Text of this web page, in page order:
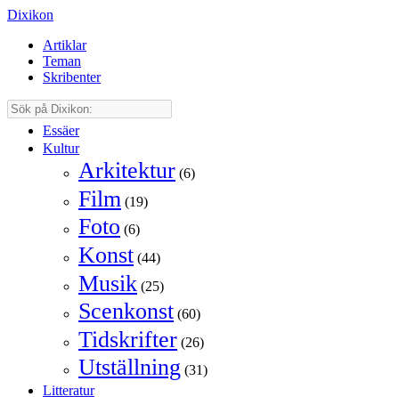
Dixikon
Artiklar
Teman
Skribenter
Essäer
Kultur
Arkitektur (6)
Film (19)
Foto (6)
Konst (44)
Musik (25)
Scenkonst (60)
Tidskrifter (26)
Utställning (31)
Litteratur